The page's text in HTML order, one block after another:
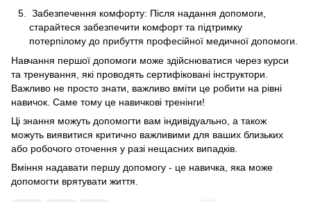
Забезпечення комфорту: Після надання допомоги,
старайтеся забезпечити комфорт та підтримку
потерпілому до прибуття професійної медичної допомоги.
Навчання першої допомоги може здійснюватися через курси
та тренування, які проводять сертифіковані інструктори.
Важливо не просто знати, важливо вміти це робити на рівні
навичок. Саме тому це навичкові тренінги!
Ці знання можуть допомогти вам індивідуально, а також
можуть виявитися критично важливими для ваших близьких
або робочого оточення у разі нещасних випадків.
Вміння надавати першу допомогу - це навичка, яка може
допомогти врятувати життя.